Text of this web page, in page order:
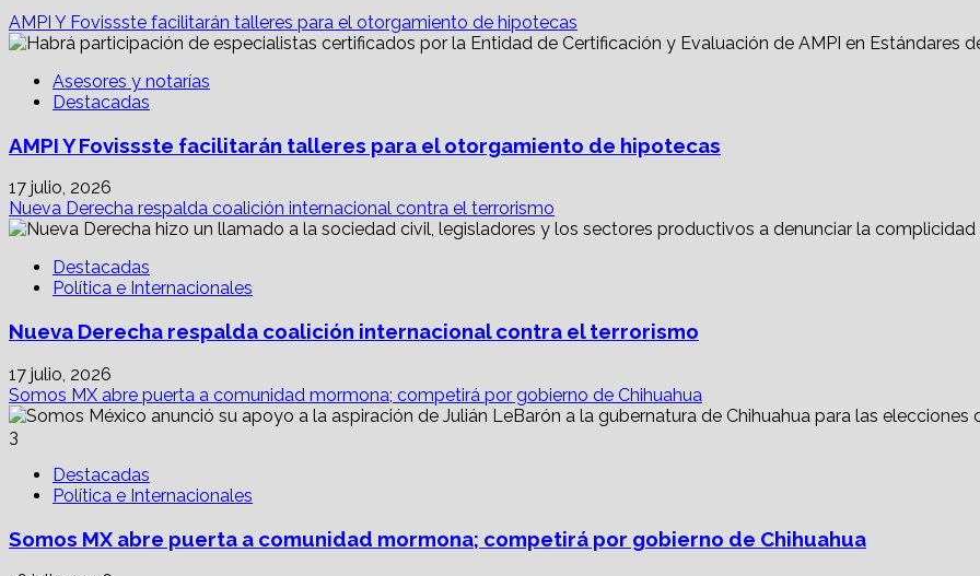
¿Qué
retos
responsabilidades
vienen
para
coworking,
y
empresas?
AMPI Y Fovissste facilitarán talleres para el otorgamiento de hipotecas
Asesores y notarías
Destacadas
AMPI Y Fovissste facilitarán talleres para el otorgamiento de hipotecas
17 julio, 2026
Nueva Derecha respalda coalición internacional contra el terrorismo
Destacadas
Política e Internacionales
Nueva Derecha respalda coalición internacional contra el terrorismo
17 julio, 2026
Somos MX abre puerta a comunidad mormona; competirá por gobierno de Chihuahua
3
Destacadas
Política e Internacionales
Somos MX abre puerta a comunidad mormona; competirá por gobierno de Chihuahua